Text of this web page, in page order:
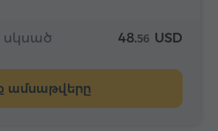
սկսած 48.56 USD
ամսաթվերը